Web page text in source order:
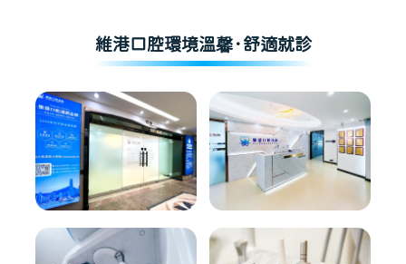
維港口腔環境溫馨·舒適就診